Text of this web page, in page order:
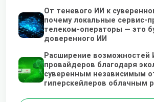
От теневого ИИ к
почему локальные сервис-
телеком-операторы — это
доверенного ИИ
Расширение возможностей
провайдеров благодаря
суверенным независимым
гиперскейлеров облачным